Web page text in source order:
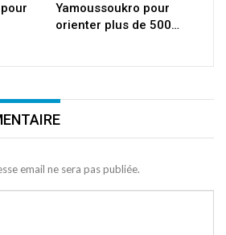
Yamoussoukro pour
orienter plus de 500…
email ne sera pas publiée.